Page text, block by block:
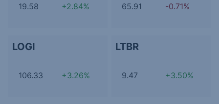
19.58 +2.84% 65.91 -0.71%
LOGI
106.33 +3.26%
LTBR
9.47 +3.50%